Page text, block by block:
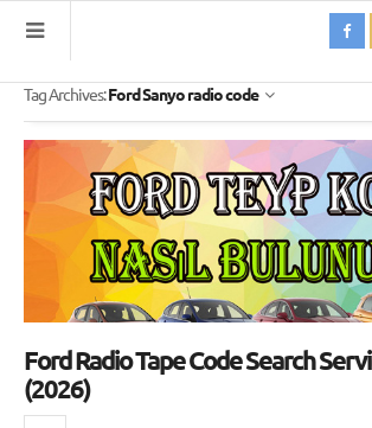
Tag Archives:Ford Sanyo radio code
Ford Radio Tape Code Search
(2026)